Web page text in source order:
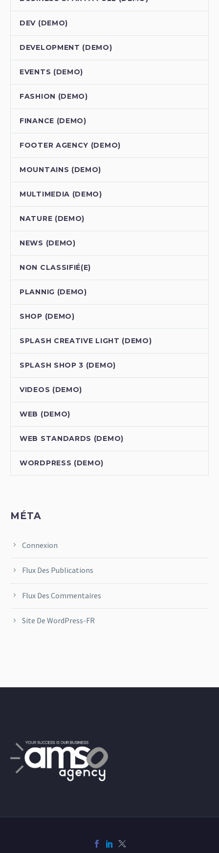
DEV (DEMO)
DEVELOPMENT (DEMO)
EVENTS (DEMO)
FASHION (DEMO)
FINANCE (DEMO)
FOOTER AGENCY (DEMO)
MOUNTAINS (DEMO)
MULTIMEDIA (DEMO)
NATURE (DEMO)
NEWS (DEMO)
NON CLASSIFIÉ(E)
PLANNIG (DEMO)
SHOP (DEMO)
SPLASH CREATIVE LIGHT (DEMO)
SPLASH SHOP 3 (DEMO)
VIDEOS (DEMO)
WEB (DEMO)
WEB STANDARDS (DEMO)
WORDPRESS (DEMO)
MÉTA
Connexion
Flux Des Publications
Flux Des Commentaires
Site De WordPress-FR